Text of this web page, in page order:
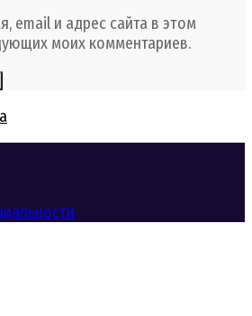
email и адрес сайта в этом
моих комментариев.